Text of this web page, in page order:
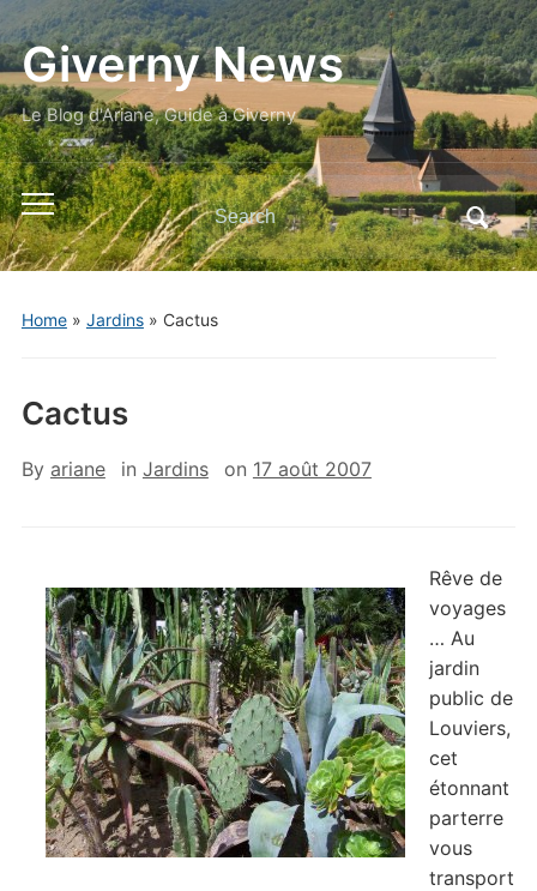
Giverny News
Le Blog d'Ariane, Guide à Giverny
Toggle
mobile
menu
Search
for:
Home» Jardins» Cactus
Cactus
By ariane in Jardins on 17 août 2007
Rêve de
voyages
… Au
jardin
public de
Louviers,
cet
étonnant
parterre
vous
transport